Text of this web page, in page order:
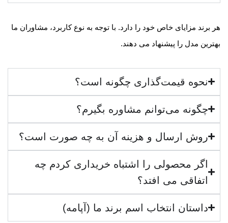
هر برند مزایای خاص خود را دارد. با توجه به نوع کاربرد، مشاوران ما
بهترین مدل را پیشنهاد می دهند.
نحوه قیمت‌گذاری چگونه است؟
چگونه می‌توانم مشاوره بگیرم؟
روش ارسال و هزینه آن به چه صورت است؟
اگر محصولی را اشتباه خریداری کردم چه
اتفاقی می افتد؟
داستان انتخاب اسم برند ما (آپامه)